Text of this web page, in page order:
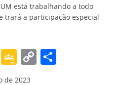
está trabalhando a todo
trará a participação especial
Li G
o
C
de 2023